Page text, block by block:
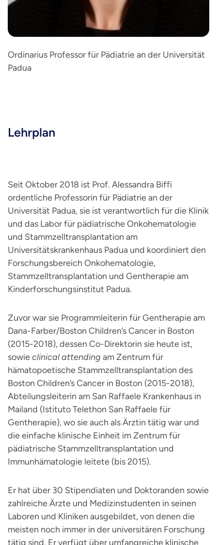
Ordinarius Professor für Pädiatrie an der Universität
Padua
Lehrplan
Seit Oktober 2018 ist Prof. Alessandra Biffi
ordentliche Professorin für Pädiatrie an der
Universität Padua, sie ist verantwortlich für die Klinik
und das Labor für pädiatrische Onkohematologie
und Stammzelltransplantation am
Universitätskrankenhaus Padua und koordiniert den
Forschungsbereich Onkohematologie,
Stammzelltransplantation und Gentherapie am
Kinderforschungsinstitut Padua.
Zuvor war sie Programmleiterin für Gentherapie am
Dana-Farber/Boston Children’s Cancer in Boston
(2015-2018), dessen Co-Direktorin sie heute ist,
sowieclinical attending am Zentrum für
hämatopoetische Stammzelltransplantation des
Boston Children’s Cancer in Boston (2015-2018),
Abteilungsleiterin am San Raffaele Krankenhaus in
Mailand (Istituto Telethon San Raffaele für
Gentherapie), wo sie auch als Ärztin tätig war und
die einfache klinische Einheit im Zentrum für
pädiatrische Stammzelltransplantation und
Immunhämatologie leitete (bis 2015).
Er hat über 30 Stipendiaten und Doktoranden sowie
zahlreiche Ärzte und Medizinstudenten in seinen
Laboren und Kliniken ausgebildet, von denen die
meisten noch immer in der universitären Forschung
tätig sind. Er verfügt über umfangreiche klinische